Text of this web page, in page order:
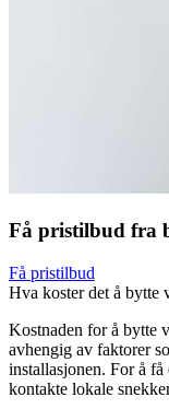
Få pristilbud fra
Få pristilbud
Hva koster det å bytte
Kostnaden for å bytte
avhengig av faktorer
installasjonen. For å få
kontakte lokale